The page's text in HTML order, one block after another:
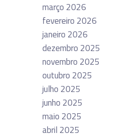
março 2026
fevereiro 2026
janeiro 2026
dezembro 2025
novembro 2025
outubro 2025
julho 2025
junho 2025
maio 2025
abril 2025